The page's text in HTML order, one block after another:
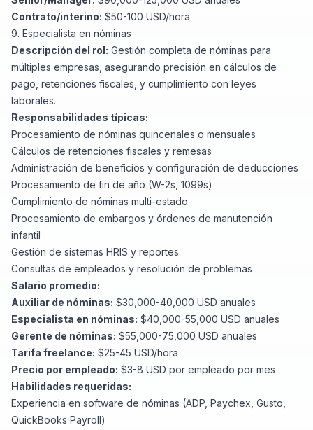
Contrato/interino: $50-100 USD/hora
9. Especialista en nóminas
Descripción del rol: Gestión completa de nóminas para
múltiples empresas, asegurando precisión en cálculos de
pago, retenciones fiscales, y cumplimiento con leyes
laborales.
Responsabilidades típicas:
Procesamiento de nóminas quincenales o mensuales
Cálculos de retenciones fiscales y remesas
Administración de beneficios y configuración de deducciones
Procesamiento de fin de año (W-2s, 1099s)
Cumplimiento de nóminas multi-estado
Procesamiento de embargos y órdenes de manutención
infantil
Gestión de sistemas HRIS y reportes
Consultas de empleados y resolución de problemas
Salario promedio:
Auxiliar de nóminas: $30,000-40,000 USD anuales
Especialista en nóminas: $40,000-55,000 USD anuales
Gerente de nóminas: $55,000-75,000 USD anuales
Tarifa freelance: $25-45 USD/hora
Precio por empleado: $3-8 USD por empleado por mes
Habilidades requeridas:
Experiencia en software de nóminas (ADP, Paychex, Gusto
QuickBooks Payroll)